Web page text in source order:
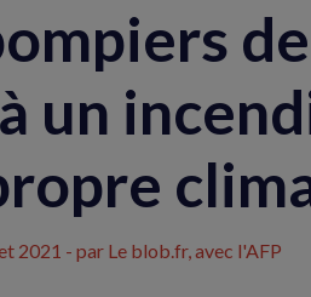
un
2021 - par Le blob.fr, avec l'AFP